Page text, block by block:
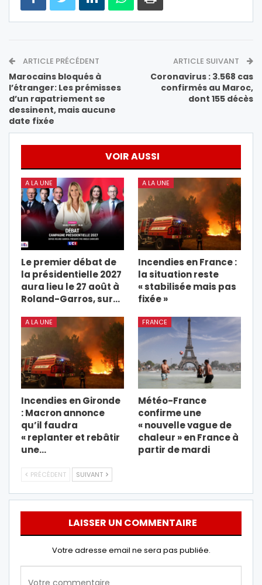
ARTICLE PRÉCÉDENT
Marocains bloqués à
l’étranger: Les prémisses
d’un rapatriement se
dessinent, mais aucune
date fixée
ARTICLE SUIVANT
Coronavirus : 3.568 cas
confirmés au Maroc,
dont 155 décès
VOIR AUSSI
A LA UNE
Le premier débat de
la présidentielle 2027
aura lieu le 27 août à
Roland-Garros, sur…
A LA UNE
Incendies en France :
la situation reste
« stabilisée mais pas
fixée »
A LA UNE
Incendies en Gironde
: Macron annonce
qu’il faudra
« replanter et rebâtir
une…
FRANCE
Météo-France
confirme une
« nouvelle vague de
chaleur » en France à
partir de mardi
PRÉCÉDENT SUIVANT
LAISSER UN COMMENTAIRE
Votre adresse email ne sera pas publiée.